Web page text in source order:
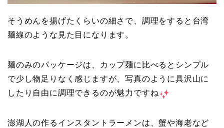
そうめんを揚げたくらいの細さで、調理をすると台湾
麺線のような見た目になります。
麺のみのパッケージは、カップ麺に比べるとシンプル
で少し物足りなく感じますが、写真のように具沢山に
したり自由に調理できるのが魅力ですね
澎湖人の作るインスタントラーメンは、蟹や海老など